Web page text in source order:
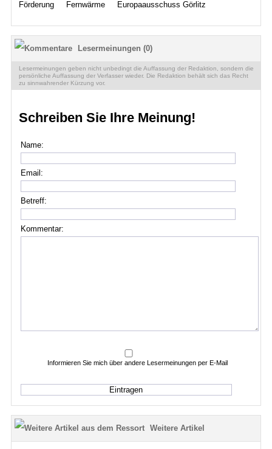
Förderung
Fernwärme Europaausschuss Görlitz
Lesermeinungen (0)
Lesermeinungen geben nicht unbedingt die Auffassung der Redaktion, sondern die
persönliche Auffassung der Verfasser wieder. Die Redaktion behält sich das Recht
zu sinnwahrender Kürzung vor.
Schreiben Sie Ihre Meinung!
Name:
Email:
Betreff:
Kommentar:
Informieren Sie mich über andere Lesermeinungen per E-Mail
Weitere Artikel